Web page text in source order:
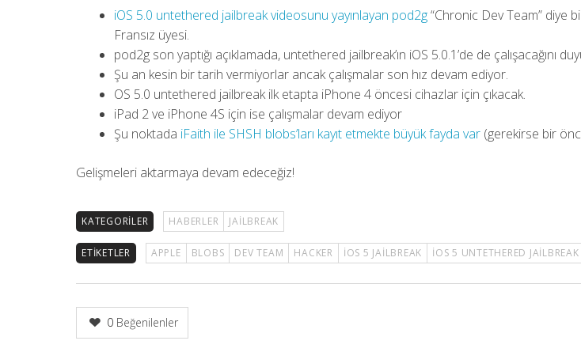
iOS 5.0 untethered jailbreak videosunu yayınlayan pod2g“Chronic Dev Team” diye
Fransız üyesi.
pod2g son yaptığı açıklamada, untethered jailbreak’ın iOS 5.0.1’de de çalışacağını
Şu an kesin bir tarih vermiyorlar ancak çalışmalar son hız devam ediyor.
OS 5.0 untethered jailbreak ilk etapta iPhone 4 öncesi cihazlar için çıkacak.
iPad 2 ve iPhone 4S için ise çalışmalar devam ediyor
Şu noktada iFaith ile SHSH blobs’ları kayıt etmekte büyük fayda var (gerekirse bir
Gelişmeleri aktarmaya devam edeceğiz!
KATEGORILER HABERLER JAILBREAK
ETIKETLER APPLE BLOBS DEV TEAM HACKER IOS 5 JAILBREAK IOS 5 UNTETHERED JAILBREAK
0 Beğenilenler